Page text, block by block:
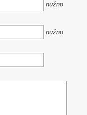
nužno
nužno